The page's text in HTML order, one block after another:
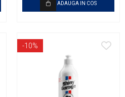
ADAUGA IN COS
-10%